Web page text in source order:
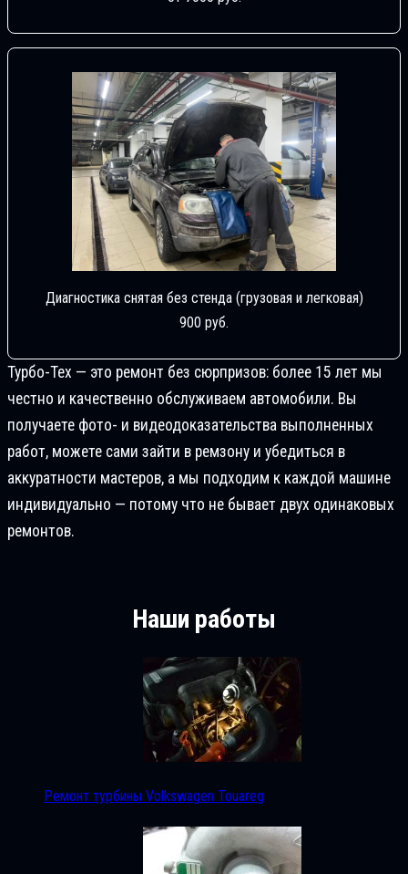
Диагностика снятая без стенда (грузовая и легковая)
900 руб.
Турбо-Тех — это ремонт без сюрпризов: более 15 лет мы
честно и качественно обслуживаем автомобили. Вы
получаете фото- и видеодоказательства выполненных
работ, можете сами зайти в ремзону и убедиться в
аккуратности мастеров, а мы подходим к каждой машине
индивидуально — потому что не бывает двух одинаковых
ремонтов.
Наши работы
Ремонт турбины Volkswagen Touareg